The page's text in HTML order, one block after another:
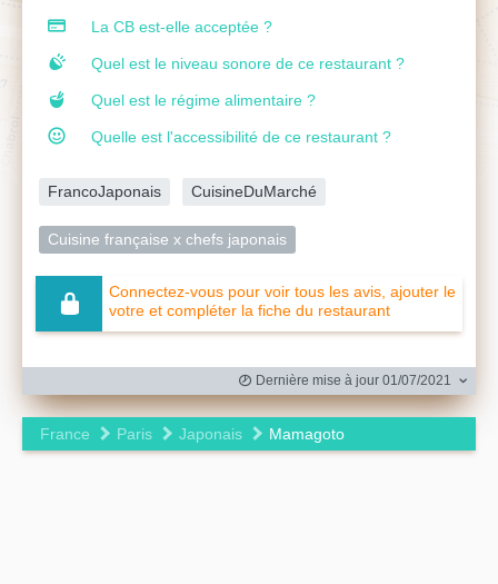
La CB est-elle acceptée ?
Quel est le niveau sonore de ce restaurant ?
Quel est le régime alimentaire ?
Quelle est l'accessibilité de ce restaurant ?
FrancoJaponais CuisineDuMarché
Cuisine française x chefs japonais
Connectez-vous pour voir tous les avis, ajouter le
votre et compléter la fiche du restaurant
Dernière mise à jour 01/07/2021
France Paris Japonais Mamagoto